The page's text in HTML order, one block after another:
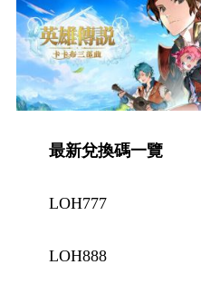
最新兌換碼一覽
LOH777
LOH888